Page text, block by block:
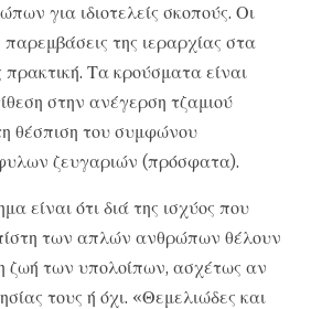
για ιδιοτελείς σκοπούς. Οι
της ιεραρχίας στα
πρακτική. Τα κρούσματα είναι
στην ανέγερση τζαμιού
θέσπιση του συμφώνου
ζευγαριών (πρόσφατα).
είναι ότι διά της ισχύος που
των απλών ανθρώπων θέλουν
ζωή των υπολοίπων, ασχέτως αν
τους ή όχι. «Θεμελιώδες και